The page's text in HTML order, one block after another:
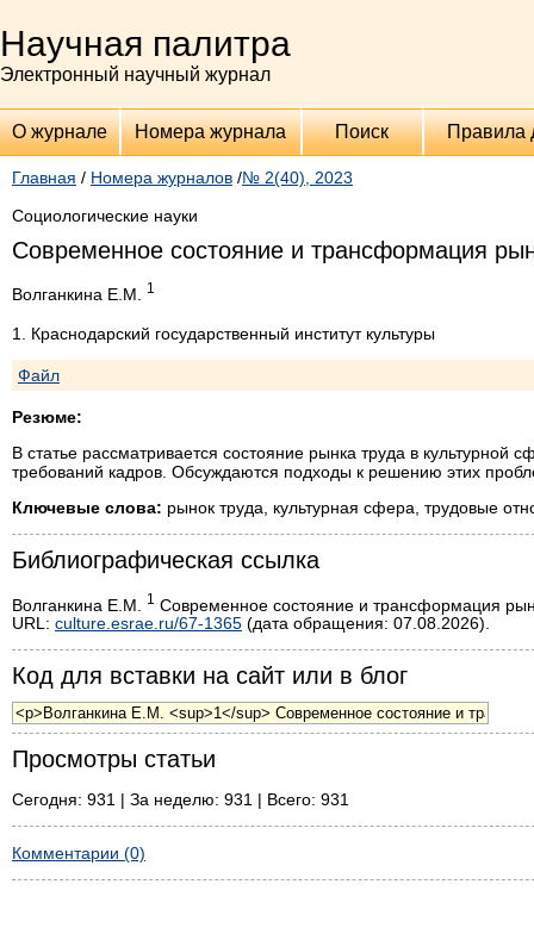
Научная палитра
Электронный научный журнал
О журнале Номера журнала Поиск Правила
Главная / Номера журналов /№ 2(40), 2023
Социологические науки
Современное состояние и трансформация
Волганкина Е.М. 1
1. Краснодарский государственный институт культуры
Файл
Резюме:
В статье рассматривается состояние рынка труда в культурной
требований кадров. Обсуждаются подходы к решению этих
Ключевые слова: рынок труда, культурная сфера, трудовые
Библиографическая ссылка
Волганкина Е.М. 1 Современное состояние и трансформация
URL: culture.esrae.ru/67-1365 (дата обращения: 07.08.2026).
Код для вставки на сайт или в блог
Просмотры статьи
Сегодня: 931 | За неделю: 931 | Всего: 931
Комментарии (0)